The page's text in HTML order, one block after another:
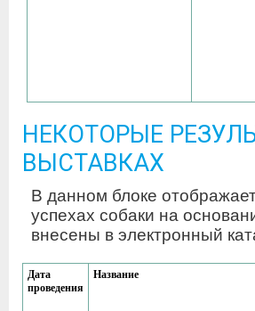
НЕКОТОРЫЕ
ВЫСТАВКАХ
В данном блоке
успехах собаки на
внесены в электронный
Дата
проведения
Название